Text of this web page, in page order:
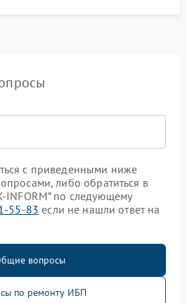
с приведенными ниже
либо обратиться в
INFORM” по следующему
55-83 если не нашли ответ на
вопросы
по ремонту ИБП